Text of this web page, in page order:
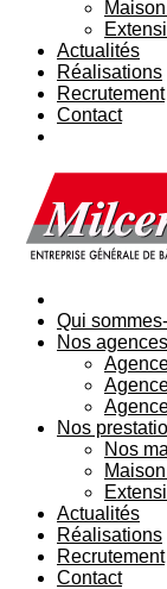
Actualités
Réalisations
Recrutement
Contact
Qui
Nos agences
Nos
Nos
Actualités
Réalisations
Recrutement
Contact